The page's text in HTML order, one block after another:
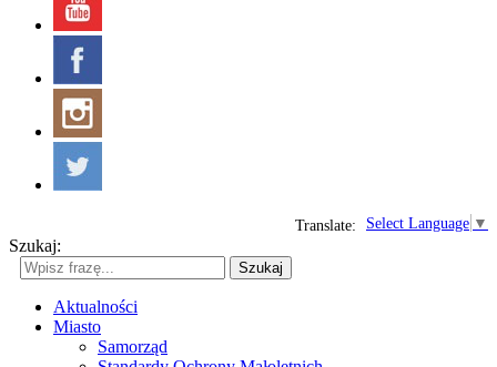
Select Language ▼
Translate:
Szukaj:
Szukaj
Aktualności
Miasto
Samorząd